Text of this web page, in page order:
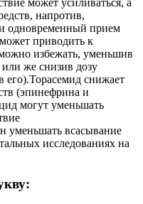
может усиливаться, а
напротив,
одновременный прием
приводить к
избежать, уменьшив
же снизив дозу
его).Торасемид снижает
(эпинефрина и
могут уменьшать
уменьшать всасывание
исследованиях на